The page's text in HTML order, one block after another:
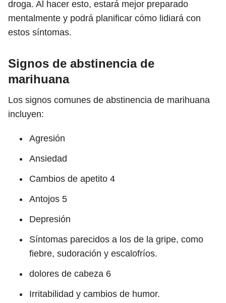
droga. Al hacer esto, estará mejor preparado
mentalmente y podrá planificar cómo lidiará con
estos síntomas.
Signos de abstinencia de
marihuana
Los signos comunes de abstinencia de marihuana
incluyen:
Agresión
Ansiedad
Cambios de apetito 4
Antojos 5
Depresión
Síntomas parecidos a los de la gripe, como
fiebre, sudoración y escalofríos.
dolores de cabeza 6
Irritabilidad y cambios de humor.